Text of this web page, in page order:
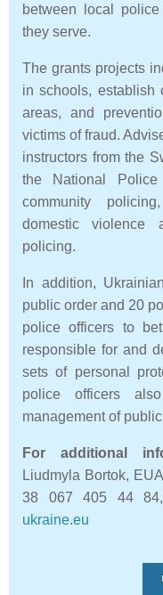
between local
they serve.
The grants projects
in schools, establish
areas, and
victims of fraud.
instructors from the
the National
community
domestic violence
policing.
In addition,
public order and 20
police officers to
responsible for and
sets of personal
police officers
management of
For additional
Liudmyla Bortok,
38 067 405 44
ukraine.eu